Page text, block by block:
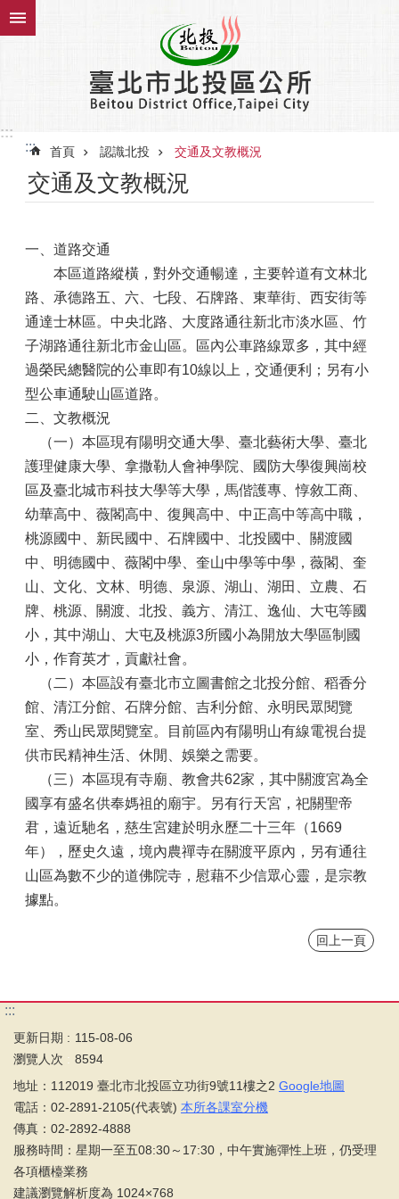
跳到主要內容區塊
:::
:::
首頁 認識北投 交通及文教概況
交通及文教概況
一、道路交通
本區道路縱橫，對外交通暢達，主要幹道有文林北
路、承德路五、六、七段、石牌路、東華街、西安街等
通達士林區。中央北路、大度路通往新北市淡水區、竹
子湖路通往新北市金山區。區內公車路線眾多，其中經
過榮民總醫院的公車即有10線以上，交通便利；另有小
型公車通駛山區道路。
二、文教概況
（一）本區現有陽明交通大學、臺北藝術大學、臺北
護理健康大學、拿撒勒人會神學院、國防大學復興崗校
區及臺北城市科技大學等大學，馬偕護專、惇敘工商、
幼華高中、薇閣高中、復興高中、中正高中等高中職，
桃源國中、新民國中、石牌國中、北投國中、關渡國
中、明德國中、薇閣中學、奎山中學等中學，薇閣、奎
山、文化、文林、明德、泉源、湖山、湖田、立農、石
牌、桃源、關渡、北投、義方、清江、逸仙、大屯等國
小，其中湖山、大屯及桃源3所國小為開放大學區制國
小，作育英才，貢獻社會。
（二）本區設有臺北市立圖書館之北投分館、稻香分
館、清江分館、石牌分館、吉利分館、永明民眾閱覽
室、秀山民眾閱覽室。目前區內有陽明山有線電視台提
供市民精神生活、休閒、娛樂之需要。
（三）本區現有寺廟、教會共62家，其中關渡宮為全
國享有盛名供奉媽祖的廟宇。另有行天宮，祀關聖帝
君，遠近馳名，慈生宮建於明永歷二十三年（1669
年），歷史久遠，境內農禪寺在關渡平原內，另有通往
山區為數不少的道佛院寺，慰藉不少信眾心靈，是宗教
據點。
回上一頁
:::
更新日期
115-08-06
瀏覽人次
8594
地址：112019 臺北市北投區立功街9號11樓之2 Google地圖
電話：02-2891-2105(代表號) 本所各課室分機
傳真：02-2892-4888
服務時間：星期一至五08:30～17:30，中午實施彈性上班，仍受理
各項櫃檯業務
建議瀏覽解析度為 1024×768